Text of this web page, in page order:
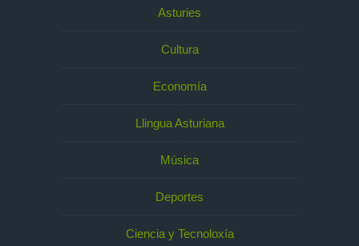
Asturies
Cultura
Economía
Llingua Asturiana
Música
Deportes
Ciencia y Tecnoloxía